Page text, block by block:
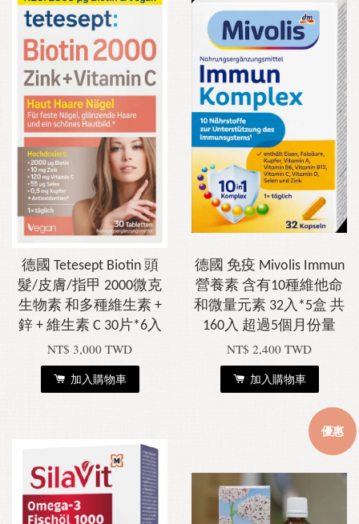
德國 Tetesept Biotin 頭
髮/皮膚/指甲 2000微克
生物素 和多種維生素 +
鋅 + 維生素 C 30片*6入
NT$ 3,000 TWD
加入購物車
德國 免疫 Mivolis Immun
營養素 含有10種維他命
和微量元素 32入*5盒 共
160入 超過5個月份量
NT$ 2,400 TWD
加入購物車
優惠